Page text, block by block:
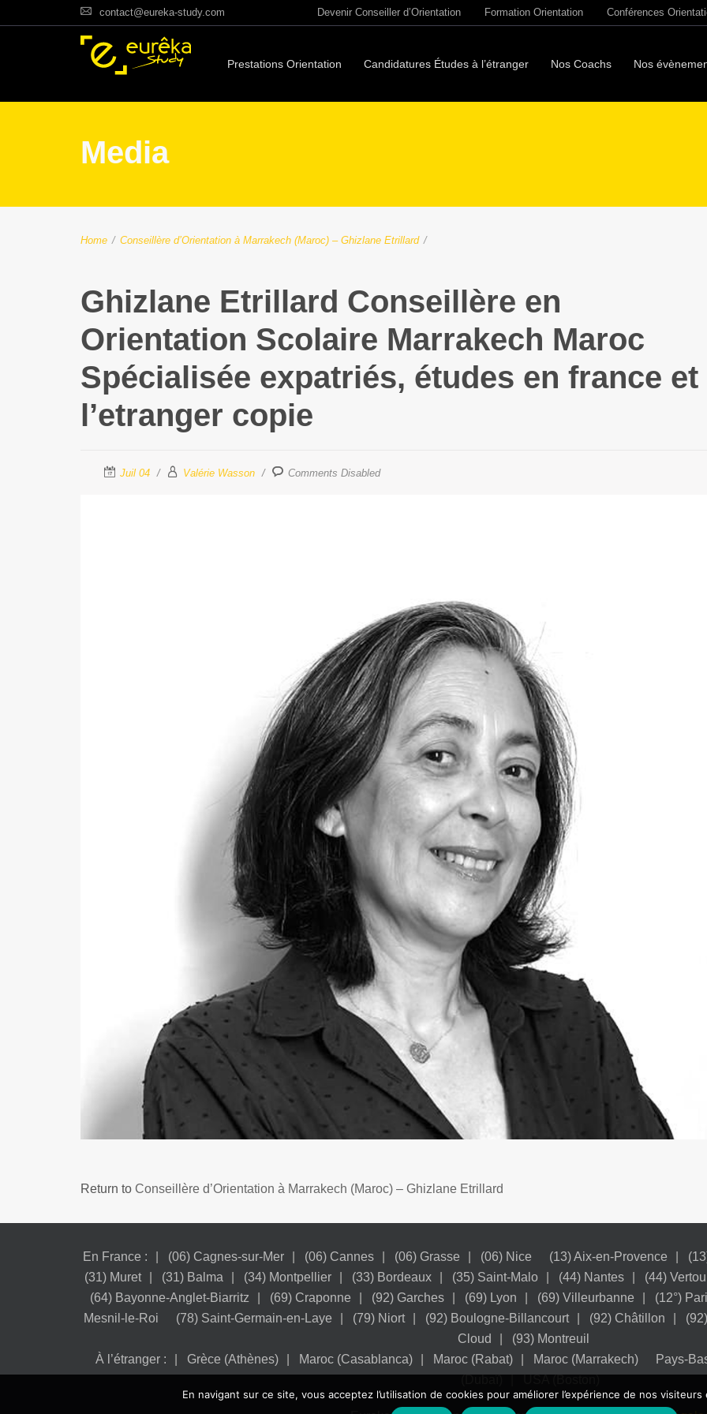
contact@eureka-study.com Devenir Conseiller d’Orientation Formation Orientation Conférences
Prestations Orientation Candidatures Études à l’étranger Nos Coachs Nos
Media
Home / Conseillère d’Orientation à Marrakech (Maroc) – Ghizlane Etrillard /
Ghizlane Etrillard Conseillère en
Orientation Scolaire Marrakech Maroc
Spécialisée expatriés, études en france et
l’etranger copie
Juil 04 Valérie Wasson Comments Disabled
Return to Conseillère d’Orientation à Marrakech (Maroc) – Ghizlane Etrillard
En France : (06) Cagnes-sur-Mer (06) Cannes (06) Grasse (06) Nice (13) Aix-en-Provence
(31) Muret
(31) Balma (34) Montpellier (33) Bordeaux (35) Saint-Malo (44) Nantes
(44) Vertou
(64) Bayonne-Anglet-Biarritz
(69) Craponne (92) Garches (69) Lyon (69) Villeurbanne
(12°)
Mesnil-le-Roi
(78) Saint-Germain-en-Laye (79) Niort (92) Boulogne-Billancourt (92) Châtillon
Cloud
(93) Montreuil
À l’étranger :
Grèce (Athènes) Maroc (Casablanca) Maroc (Rabat) Maroc (Marrakech)
Pays-
En navigant sur ce site, vous acceptez l’utilisation de cookies pour améliorer l’expérience de nos